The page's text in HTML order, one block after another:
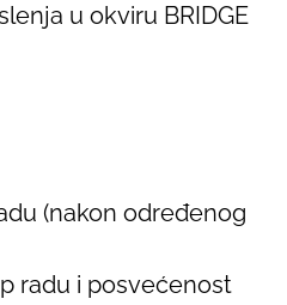
u okviru BRIDGE
(nakon određenog
radu i posvećenost